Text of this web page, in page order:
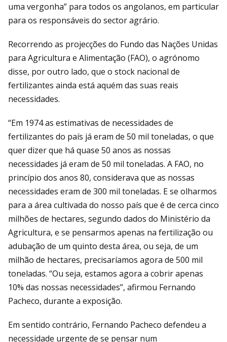
uma vergonha” para todos os angolanos, em particular
para os responsáveis do sector agrário.
Recorrendo as projecções do Fundo das Nações Unidas
para Agricultura e Alimentação (FAO), o agrónomo
disse, por outro lado, que o stock nacional de
fertilizantes ainda está aquém das suas reais
necessidades.
“Em 1974 as estimativas de necessidades de
fertilizantes do país já eram de 50 mil toneladas, o que
quer dizer que há quase 50 anos as nossas
necessidades já eram de 50 mil toneladas. A FAO, no
princípio dos anos 80, considerava que as nossas
necessidades eram de 300 mil toneladas. E se olharmos
para a área cultivada do nosso país que é de cerca cinco
milhões de hectares, segundo dados do Ministério da
Agricultura, e se pensarmos apenas na fertilização ou
adubação de um quinto desta área, ou seja, de um
milhão de hectares, precisaríamos agora de 500 mil
toneladas. “Ou seja, estamos agora a cobrir apenas
10% das nossas necessidades”, afirmou Fernando
Pacheco, durante a exposição.
Em sentido contrário, Fernando Pacheco defendeu a
necessidade urgente de se pensar num